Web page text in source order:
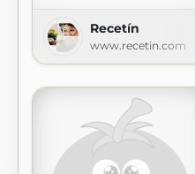
Recetín
www.recetin.com